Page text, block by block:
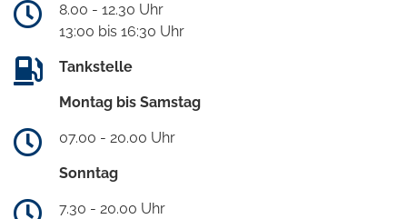
8.00 - 12.30 Uhr
13:00 bis 16:30 Uhr
Tankstelle
Montag bis Samstag
07.00 - 20.00 Uhr
Sonntag
7.30 - 20.00 Uhr